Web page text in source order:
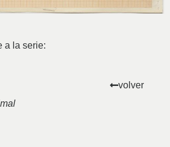
a la serie:
volver